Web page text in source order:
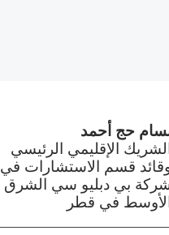
حج أحمد
الإقليمي الرئيسي
قسم الاستشارات في
بي دبليو سي الشرق
في قطر